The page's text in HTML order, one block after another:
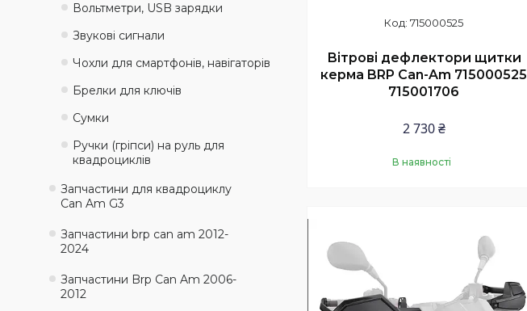
715000525
Вітрові дефлектори щитки
керма BRP Can-Am 715000525
715001706
2 730 ₴
В наявності
Вольтметри, USB зарядки
Звукові сигнали
Чохли для смартфонів, навігаторів
Брелки для ключів
Сумки
Ручки (гріпси) на руль для
квадроциклів
Запчастини для квадроциклу
Can Am G3
Запчастини brp can am 2012-
2024
Запчастини Brp Can Am 2006-
2012